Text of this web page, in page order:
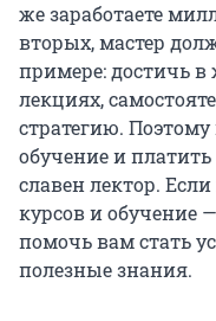
же заработаете
вторых, мастер
примере: достичь в
лекциях,
стратегию.
обучение и
славен лектор.
курсов и обучение
помочь вам стать
полезные знания.